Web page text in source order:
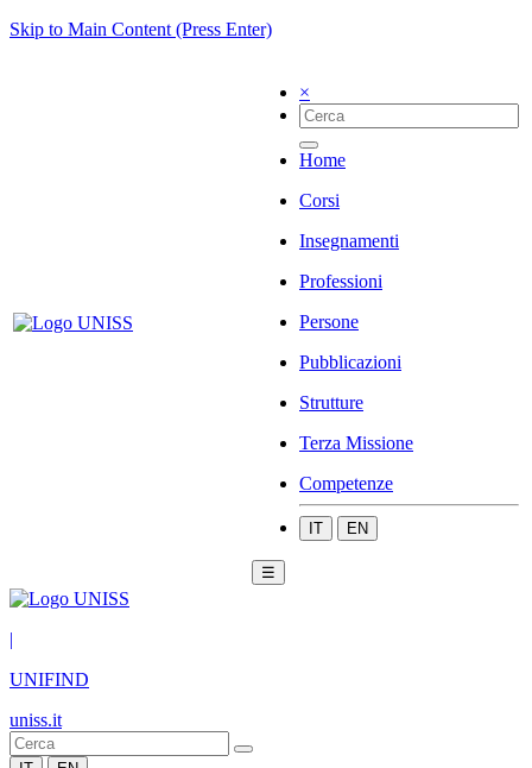
Skip to Main Content (Press Enter)
×
Home
Corsi
Insegnamenti
Professioni
Persone
Pubblicazioni
Strutture
Terza Missione
Competenze
IT EN
☰
|
UNIFIND
uniss.it